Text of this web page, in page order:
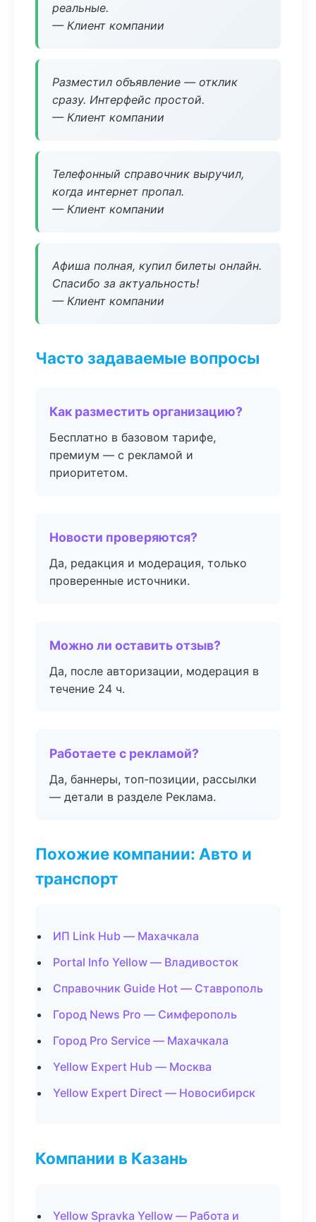
реальные.
— Клиент компании
Разместил объявление — отклик
сразу. Интерфейс простой.
— Клиент компании
Телефонный справочник выручил,
когда интернет пропал.
— Клиент компании
Афиша полная, купил билеты онлайн.
Спасибо за актуальность!
— Клиент компании
Часто задаваемые вопросы
Как разместить организацию?
Бесплатно в базовом тарифе,
премиум — с рекламой и
приоритетом.
Новости проверяются?
Да, редакция и модерация, только
проверенные источники.
Можно ли оставить отзыв?
Да, после авторизации, модерация в
течение 24 ч.
Работаете с рекламой?
Да, баннеры, топ-позиции, рассылки
— детали в разделе Реклама.
Похожие компании: Авто и
транспорт
ИП Link Hub — Махачкала
Portal Info Yellow — Владивосток
Справочник Guide Hot — Ставрополь
Город News Pro — Симферополь
Город Pro Service — Махачкала
Yellow Expert Hub — Москва
Yellow Expert Direct — Новосибирск
Компании в Казань
Yellow Spravka Yellow — Работа и